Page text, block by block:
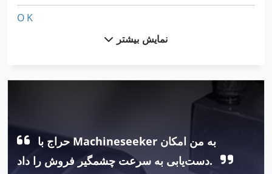
O K
Pwa
Uw 3
نمایش بیشتر
دست‌یابی به سرعت چشمگیر فروش را داد.